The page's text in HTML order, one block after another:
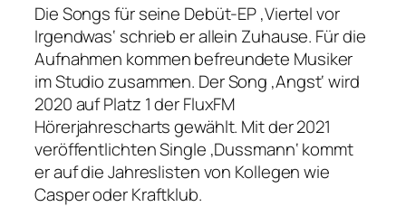
Die Songs für seine Debüt-EP ‚Viertel vor
Irgendwas‘ schrieb er allein Zuhause. Für die
Aufnahmen kommen befreundete Musiker
im Studio zusammen. Der Song ‚Angst‘ wird
2020 auf Platz 1 der FluxFM
Hörerjahrescharts gewählt. Mit der 2021
veröffentlichten Single ‚Dussmann‘ kommt
er auf die Jahreslisten von Kollegen wie
Casper oder Kraftklub.